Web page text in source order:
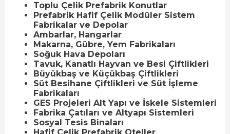
Toplu Çelik Prefabrik Konutlar
Prefabrik Hafif Çelik Modüler Sistem
Fabrikalar ve Depolar
Ambarlar, Hangarlar
Makarna, Gübre, Yem Fabrikaları
Soğuk Hava Depoları
Tavuk, Kanatlı Hayvan ve Besi Çiftlikleri
Büyükbaş ve Küçükbaş Çiftlikleri
Süt Besihane Çiftlikleri ve Süt İşleme
Fabrikaları
GES Projeleri Alt Yapı ve İskele Sistemleri
Fabrika Çatıları ve Altyapı Sistemleri
Sosyal Tesis Binaları